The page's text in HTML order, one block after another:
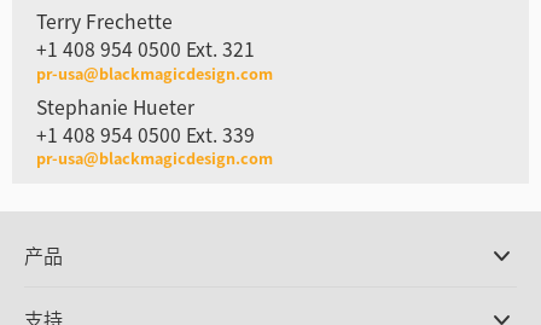
Terry Frechette
+1 408 954 0500 Ext. 321
pr-usa@blackmagicdesign.com
Stephanie Hueter
+1 408 954 0500 Ext. 339
pr-usa@blackmagicdesign.com
产品